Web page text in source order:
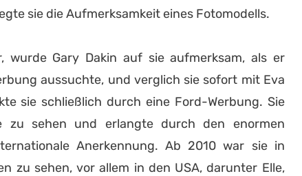
sie die Aufmerksamkeit eines Fotomodells.
wurde Gary Dakin auf sie aufmerksam, als er
aussuchte, und verglich sie sofort mit Eva
sie schließlich durch eine Ford-Werbung. Sie
zu sehen und erlangte durch den enormen
Anerkennung. Ab 2010 war sie in
zu sehen, vor allem in den USA, darunter Elle,